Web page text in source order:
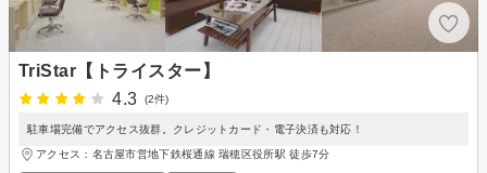
TriStar【トライスター】
4.3
(2件)
駐車場完備でアクセス抜群。クレジットカード・電子決済も対応！
アクセス：名古屋市営地下鉄桜通線 瑞穂区役所駅 徒歩7分